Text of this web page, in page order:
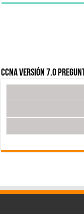
CCNA Versión 7.0